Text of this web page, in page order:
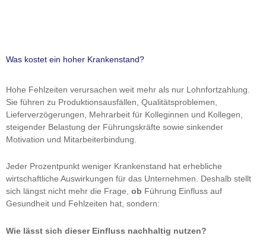
Was kostet ein hoher Krankenstand?
Hohe Fehlzeiten verursachen weit mehr als nur Lohnfortzahlung.
Sie führen zu Produktionsausfällen, Qualitätsproblemen,
Lieferverzögerungen, Mehrarbeit für Kolleginnen und Kollegen,
steigender Belastung der Führungskräfte sowie sinkender
Motivation und Mitarbeiterbindung.
Jeder Prozentpunkt weniger Krankenstand hat erhebliche
wirtschaftliche Auswirkungen für das Unternehmen. Deshalb stellt
sich längst nicht mehr die Frage, ob Führung Einfluss auf
Gesundheit und Fehlzeiten hat, sondern:
Wie lässt sich dieser Einfluss nachhaltig nutzen?